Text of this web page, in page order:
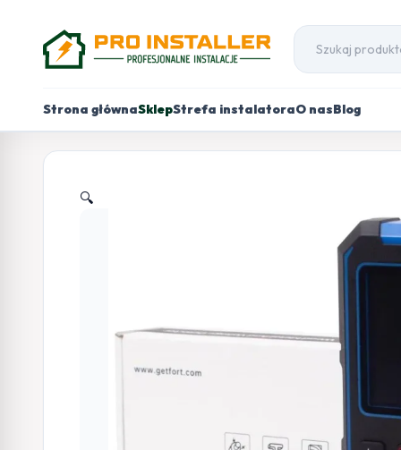
Strona głównaSklepStrefa instalatoraO nasBlog
🔍